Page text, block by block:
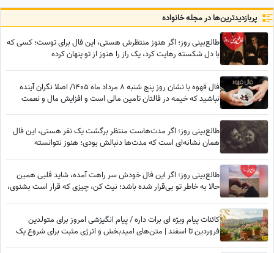
پربازدید‌ترین‌ها در مجله خانواده
طالع‌بینی روز؛ اگر هنوز منتظرش هستی، این فال برای توست؛ کسی که
با دل شکسته رهایت کرد، یک راز را هنوز از تو پنهان کرده
فال قهوه با نشان روز پنج شنبه 8 مرداد ماه 1405/ اصلا نگران آینده
نباشید که خیمه در فالتان تامین مالی است و افزایش مال و نعمت
طالع‌بینی روز؛ اگر مدت‌هاست منتظر برگشت یک نفر هستی، این فال
همان نشانه‌ای است که مدت‌ها دنبالش بودی؛ هنوز نتوانسته
طالع‌بینی روز؛ اگر این فال خودش سر راهت آمده، شاید قلبی همین
حالا به خاطر تو بی‌قرار شده باشد؛ نیت کن، چیزی که قرار است بشنوی،
کائنات پیام ویژه ای برات داره / پیام انگیزشی امروز برای متولدین
فروردین تا اسفند | متن‌های امیدبخش و انرژی مثبت برای شروع یک